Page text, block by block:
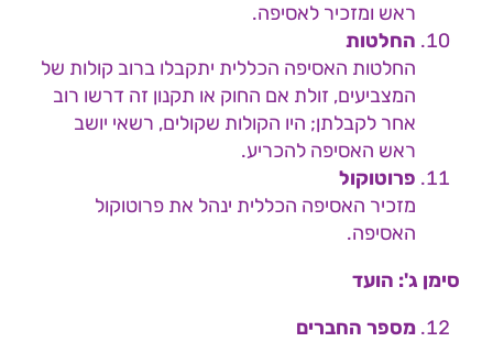
ראש ומזכיר לאסיפה.
החלטות
החלטות האסיפה הכללית יתקבלו ברוב קולות של
המצביעים, זולת אם החוק או תקנון זה דרשו רוב
אחר לקבלתן; היו הקולות שקולים, רשאי יושב
ראש האסיפה להכריע.
פרוטוקול
מזכיר האסיפה הכללית ינהל את פרוטוקול
האסיפה.
סימן ג': הועד
מספר החברים